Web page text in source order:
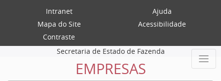
Intranet
Ajuda
Mapa do Site
Acessibilidade
Contraste
Secretaria de Estado de Fazenda
EMPRESAS